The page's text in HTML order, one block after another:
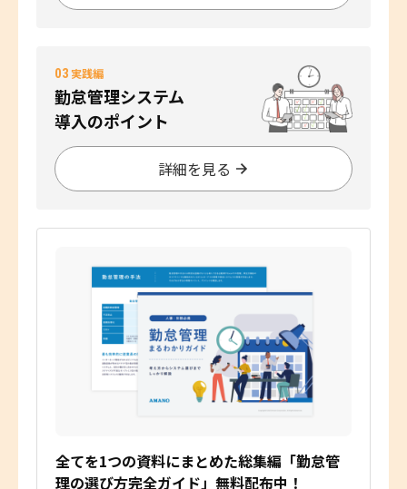
03実践編
勤怠管理システム
導入のポイント
詳細を見る
全てを1つの資料にまとめた総集編「勤怠管
理の選び方完全ガイド」無料配布中！